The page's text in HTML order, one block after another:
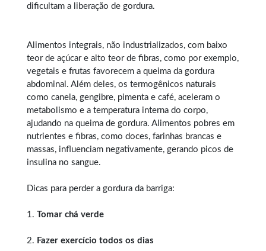
dificultam a liberação de gordura.
Alimentos integrais, não industrializados, com baixo
teor de açúcar e alto teor de fibras, como por exemplo,
vegetais e frutas favorecem a queima da gordura
abdominal. Além deles, os termogênicos naturais
como canela, gengibre, pimenta e café, aceleram o
metabolismo e a temperatura interna do corpo,
ajudando na queima de gordura. Alimentos pobres em
nutrientes e fibras, como doces, farinhas brancas e
massas, influenciam negativamente, gerando picos de
insulina no sangue.
Dicas para perder a gordura da barriga:
1. Tomar chá verde
2. Fazer exercício todos os dias